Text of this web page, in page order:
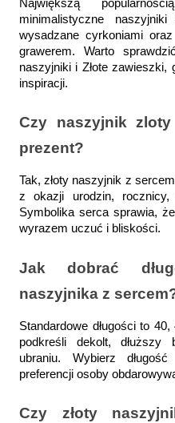
Największą
minimalistyczne
wysadzane cyrkoniami
grawerem. Warto
naszyjniki i Złote
inspiracji.
Czy naszyjnik
prezent?
Tak, złoty naszyjnik z
z okazji urodzin,
Symbolika serca sprawia,
wyrazem uczuć i bliskości.
Jak dobrać
naszyjnika z
Standardowe długości to
podkreśli dekolt, dłuższy
ubraniu. Wybierz
preferencji osoby
Czy złoty